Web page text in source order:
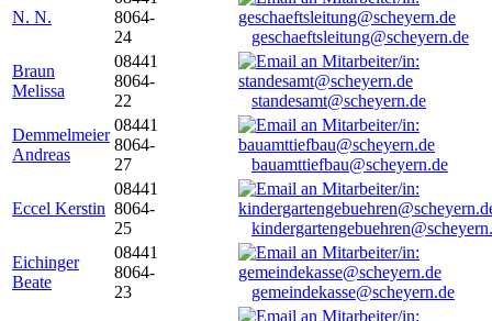
N. N.
8064-
24
geschaeftsleitung@scheyern.de
Braun
Melissa
08441
8064-
22
standesamt@scheyern.de
Demmelmeier
Andreas
08441
8064-
27
bauamttiefbau@scheyern.de
Eccel Kerstin
08441
8064-
25
Eichinger
Beate
08441
8064-
23
gemeindekasse@scheyern.de